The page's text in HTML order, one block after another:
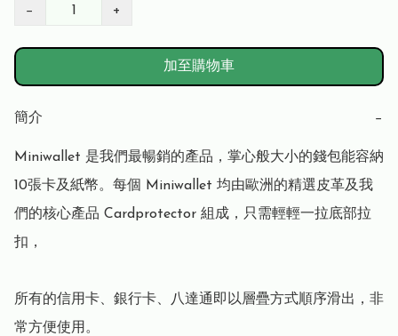
− +
加至購物車
簡介 −
Miniwallet 是我們最暢銷的產品，掌心般大小的錢包能容納
10張卡及紙幣。每個 Miniwallet 均由歐洲的精選皮革及我
們的核心產品 Cardprotector 組成，只需輕輕一拉底部拉
扣，
所有的信用卡、銀行卡、八達通即以層疊方式順序滑出，非
常方便使用。